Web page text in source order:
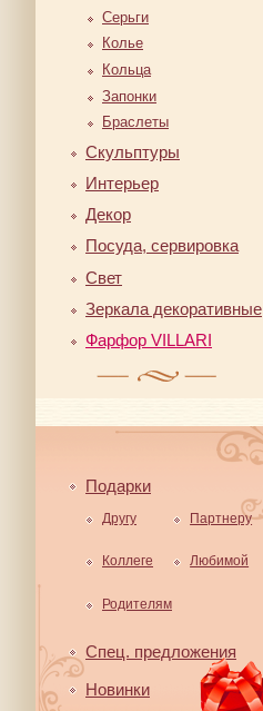
Серьги
Колье
Кольца
Запонки
Браслеты
Скульптуры
Интерьер
Декор
Посуда, сервировка
Свет
Зеркала декоративные
Фарфор VILLARI
Подарки
Другу Партнеру
Коллеге Любимой
Родителям
Спец. предложения
Новинки